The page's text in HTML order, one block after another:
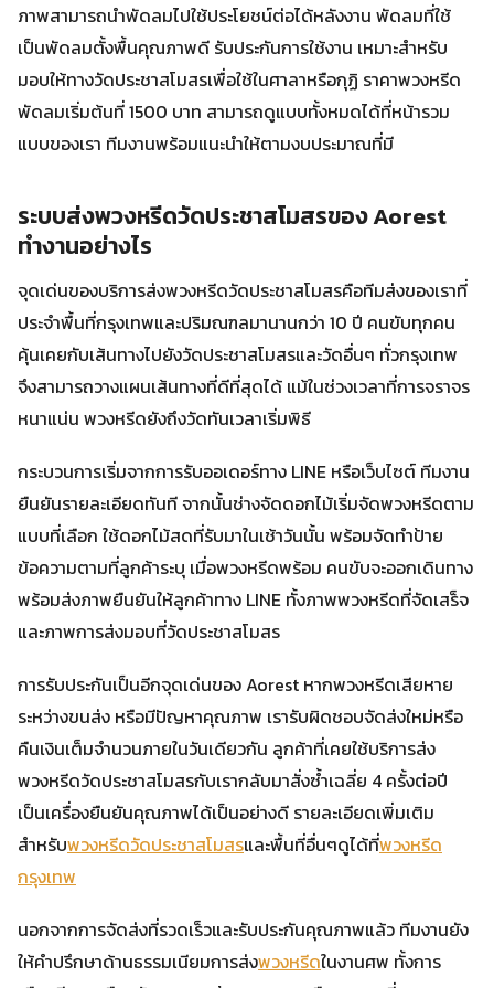
ภาพสามารถนำพัดลมไปใช้ประโยชน์ต่อได้หลังงาน พัดลมที่ใช้
เป็นพัดลมตั้งพื้นคุณภาพดี รับประกันการใช้งาน เหมาะสำหรับ
มอบให้ทางวัดประชาสโมสรเพื่อใช้ในศาลาหรือกุฏิ ราคาพวงหรีด
พัดลมเริ่มต้นที่ 1500 บาท สามารถดูแบบทั้งหมดได้ที่หน้ารวม
แบบของเรา ทีมงานพร้อมแนะนำให้ตามงบประมาณที่มี
ระบบส่งพวงหรีดวัดประชาสโมสรของ Aorest
ทำงานอย่างไร
จุดเด่นของบริการส่งพวงหรีดวัดประชาสโมสรคือทีมส่งของเราที่
ประจำพื้นที่กรุงเทพและปริมณฑลมานานกว่า 10 ปี คนขับทุกคน
คุ้นเคยกับเส้นทางไปยังวัดประชาสโมสรและวัดอื่นๆ ทั่วกรุงเทพ
จึงสามารถวางแผนเส้นทางที่ดีที่สุดได้ แม้ในช่วงเวลาที่การจราจร
หนาแน่น พวงหรีดยังถึงวัดทันเวลาเริ่มพิธี
กระบวนการเริ่มจากการรับออเดอร์ทาง LINE หรือเว็บไซต์ ทีมงาน
ยืนยันรายละเอียดทันที จากนั้นช่างจัดดอกไม้เริ่มจัดพวงหรีดตาม
แบบที่เลือก ใช้ดอกไม้สดที่รับมาในเช้าวันนั้น พร้อมจัดทำป้าย
ข้อความตามที่ลูกค้าระบุ เมื่อพวงหรีดพร้อม คนขับจะออกเดินทาง
พร้อมส่งภาพยืนยันให้ลูกค้าทาง LINE ทั้งภาพพวงหรีดที่จัดเสร็จ
และภาพการส่งมอบที่วัดประชาสโมสร
การรับประกันเป็นอีกจุดเด่นของ Aorest หากพวงหรีดเสียหาย
ระหว่างขนส่ง หรือมีปัญหาคุณภาพ เรารับผิดชอบจัดส่งใหม่หรือ
คืนเงินเต็มจำนวนภายในวันเดียวกัน ลูกค้าที่เคยใช้บริการส่ง
พวงหรีดวัดประชาสโมสรกับเรากลับมาสั่งซ้ำเฉลี่ย 4 ครั้งต่อปี
เป็นเครื่องยืนยันคุณภาพได้เป็นอย่างดี รายละเอียดเพิ่มเติม
สำหรับพวงหรีดวัดประชาสโมสรและพื้นที่อื่นๆดูได้ที่พวงหรีด
กรุงเทพ
นอกจากการจัดส่งที่รวดเร็วและรับประกันคุณภาพแล้ว ทีมงานยัง
ให้คำปรึกษาด้านธรรมเนียมการส่งพวงหรีดในงานศพ ทั้งการ